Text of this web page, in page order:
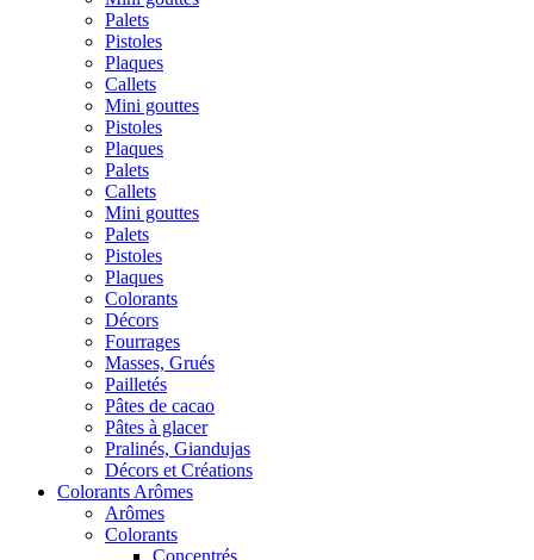
Palets
Pistoles
Plaques
Callets
Mini gouttes
Pistoles
Plaques
Palets
Callets
Mini gouttes
Palets
Pistoles
Plaques
Colorants
Décors
Fourrages
Masses, Grués
Pailletés
Pâtes de cacao
Pâtes à glacer
Pralinés, Giandujas
Décors et Créations
Colorants Arômes
Arômes
Colorants
Concentrés